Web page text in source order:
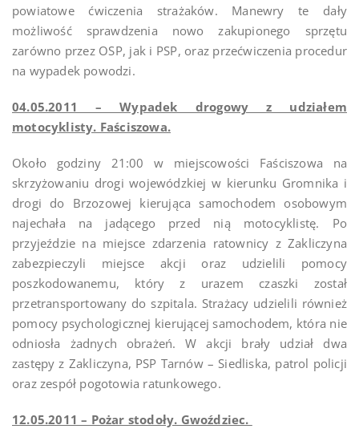
powiatowe ćwiczenia strażaków. Manewry te dały
możliwość sprawdzenia nowo zakupionego sprzętu
zarówno przez OSP, jak i PSP, oraz przećwiczenia procedur
na wypadek powodzi.
04.05.2011 – Wypadek drogowy z udziałem
motocyklisty. Faściszowa.
Około godziny 21:00 w miejscowości Faściszowa na
skrzyżowaniu drogi wojewódzkiej w kierunku Gromnika i
drogi do Brzozowej kierująca samochodem osobowym
najechała na jadącego przed nią motocyklistę. Po
przyjeździe na miejsce zdarzenia ratownicy z Zakliczyna
zabezpieczyli miejsce akcji oraz udzielili pomocy
poszkodowanemu, który z urazem czaszki został
przetransportowany do szpitala. Strażacy udzielili również
pomocy psychologicznej kierującej samochodem, która nie
odniosła żadnych obrażeń. W akcji brały udział dwa
zastępy z Zakliczyna, PSP Tarnów – Siedliska, patrol policji
oraz zespół pogotowia ratunkowego.
12.05.2011 – Pożar stodoły. Gwoździec.